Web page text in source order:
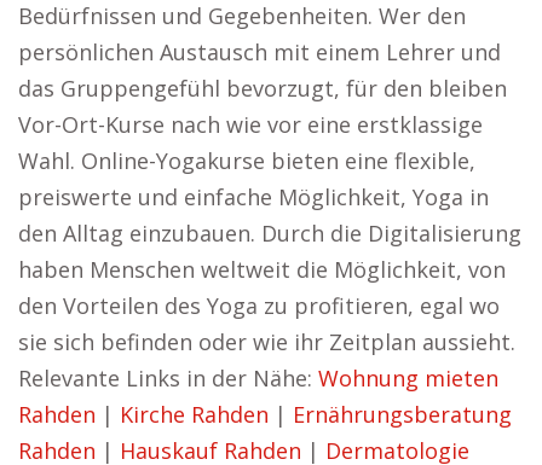
Bedürfnissen und Gegebenheiten. Wer den
persönlichen Austausch mit einem Lehrer und
das Gruppengefühl bevorzugt, für den bleiben
Vor-Ort-Kurse nach wie vor eine erstklassige
Wahl. Online-Yogakurse bieten eine flexible,
preiswerte und einfache Möglichkeit, Yoga in
den Alltag einzubauen. Durch die Digitalisierung
haben Menschen weltweit die Möglichkeit, von
den Vorteilen des Yoga zu profitieren, egal wo
sie sich befinden oder wie ihr Zeitplan aussieht.
Relevante Links in der Nähe: Wohnung mieten
Rahden | Kirche Rahden | Ernährungsberatung
Rahden | Hauskauf Rahden | Dermatologie